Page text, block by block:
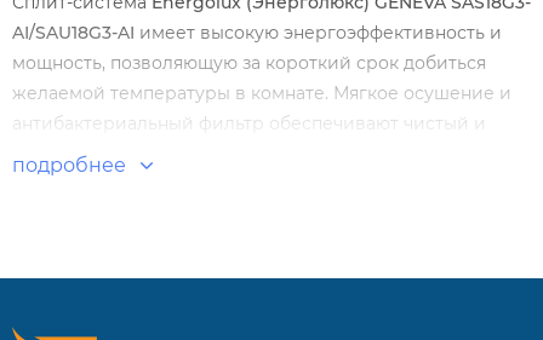
AI/SAU18G3-AI имеет высокую энергоэффективность и
мощность, позволяющую за короткий срок добиться
желаемой температуры в комнате. Мягкое осушение и
антибактериальный фильтр обеспечивают чистый и
безопасный воздух. Высококачественные прочные
подробнее